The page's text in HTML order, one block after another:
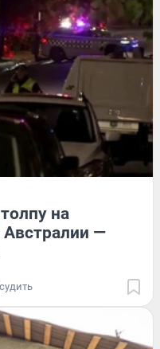
на
Австралии —